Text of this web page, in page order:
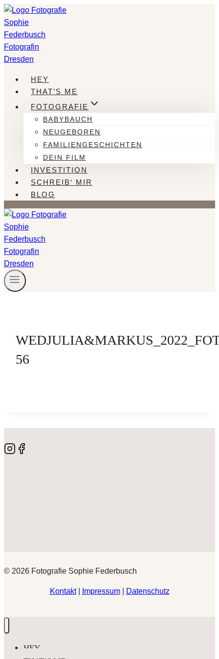
Zum
Inhalt
springen
HEY
THAT’S ME
FOTOGRAFIE
BABYBAUCH
NEUGEBOREN
FAMILIENGESCHICHTEN
DEIN FILM
INVESTITION
SCHREIB‘ MIR
BLOG
56
© 2026 Fotografie Sophie Federbusch
Kontakt| Impressum| Datenschutz
HEY